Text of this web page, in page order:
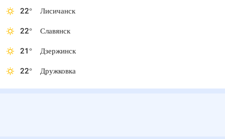
22° Лисичанск
22° Славянск
21° Дзержинск
22° Дружковка